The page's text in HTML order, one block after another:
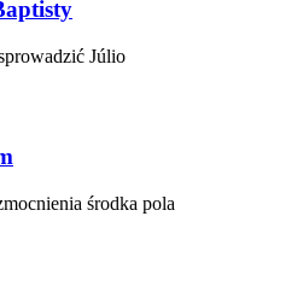
Júlio
środka pola